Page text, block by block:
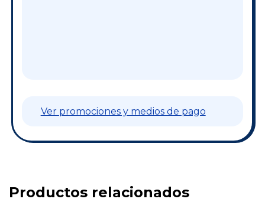
Ver promociones y medios de pago
Productos relacionados